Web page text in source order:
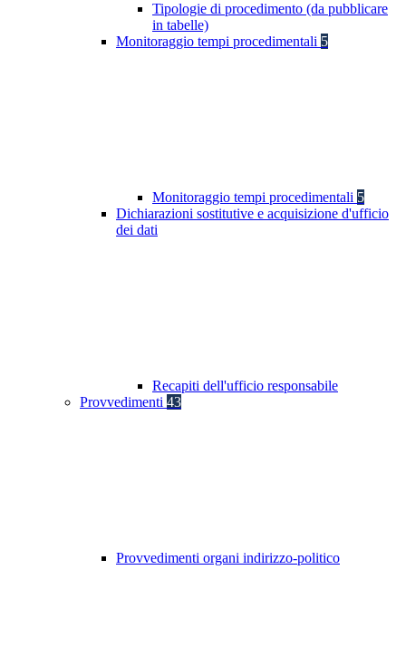
Tipologie di procedimento (da pubblicare
in tabelle)
Monitoraggio tempi procedimentali 5
Monitoraggio tempi procedimentali 5
Dichiarazioni sostitutive e acquisizione d'ufficio
dei dati
Recapiti dell'ufficio responsabile
Provvedimenti 43
Provvedimenti organi indirizzo-politico